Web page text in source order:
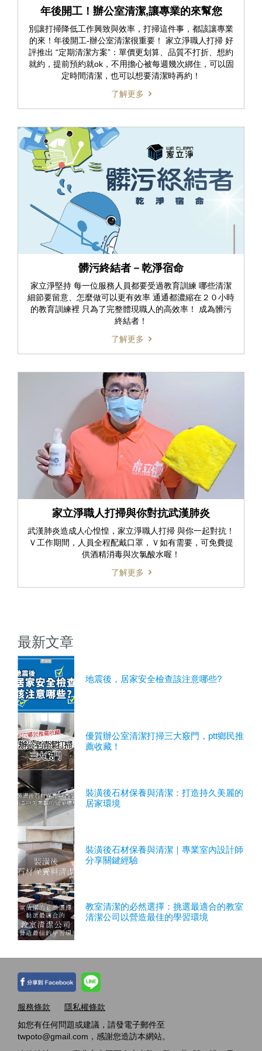
年後開工！辦公室清潔,讓專業的來幫您
別讓打掃降低工作興致與效率，打掃這件事，都該讓專業
的來！年後開工-辦公室清潔很重要！ 家立淨職人打掃 好
評推出 “定期清潔方案”：單價更划算、品質不打折、想約
就約，提前預約就ok，不用擔心被每週幾次綁住，可以固
定時間清潔，也可以想要清潔時再約！
了解更多
髒污終結者－乾淨宿命
家立淨堅持 每一位服務人員都要受過教育訓練 哪些清潔
細節要留意、怎麼做可以更有效率 通通都濃縮在２０小時
的教育訓練裡 只為了完整體現職人的高效率！ 成為髒污
終結者！
了解更多
家立淨職人打掃與你對抗武漢肺炎
武漢肺炎造成人心惶惶，家立淨職人打掃 與你一起對抗！
Ｖ工作期間，人員全程配戴口罩，Ｖ如有需要，可免費提
供酒精消毒與次氯酸水喔！
了解更多
最新文章
地震後，居家安全檢查該注意哪些?
優質辦公室清潔打掃三大竅門，ptt鄉民推
薦收藏！
裝潢後石材保養與清潔：打造持久美麗的
居家環境
裝潢後石材保養與清潔｜專業室內設計師
分享關鍵經驗
教室清潔的必然選擇：挑選最適合的教室
清潔公司以營造最佳的學習環境
服務條款
隱私權條款
如您有任何問題或建議，請發電子郵件至
twpoto@gmail.com，感謝您造訪本網站。